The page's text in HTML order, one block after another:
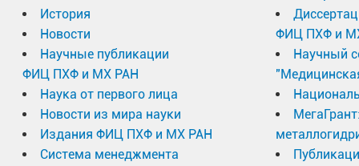
История
Новости
Научные публикации
ФИЦ ПХФ и МХ РАН
Наука от первого лица
Новости из мира науки
Издания ФИЦ ПХФ и МХ РАН
Система менеджмента
ФИЦ ПХФ и
Научный